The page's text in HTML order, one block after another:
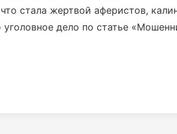
стала жертвой аферистов,
дело по статье